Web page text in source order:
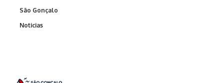
São Gonçalo
Noticias